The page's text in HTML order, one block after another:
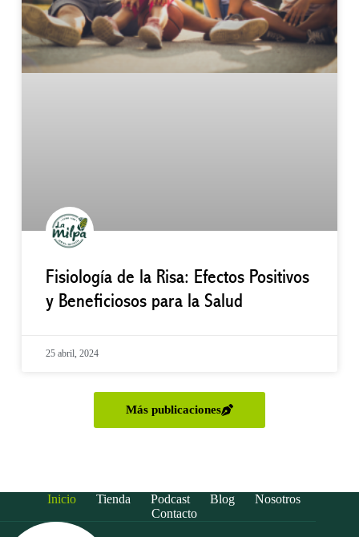
Fisiología de la Risa: Efectos Positivos
y Beneficiosos para la Salud
25 abril, 2024
Más publicaciones
Inicio Tienda Podcast Blog
Nosotros
Contacto